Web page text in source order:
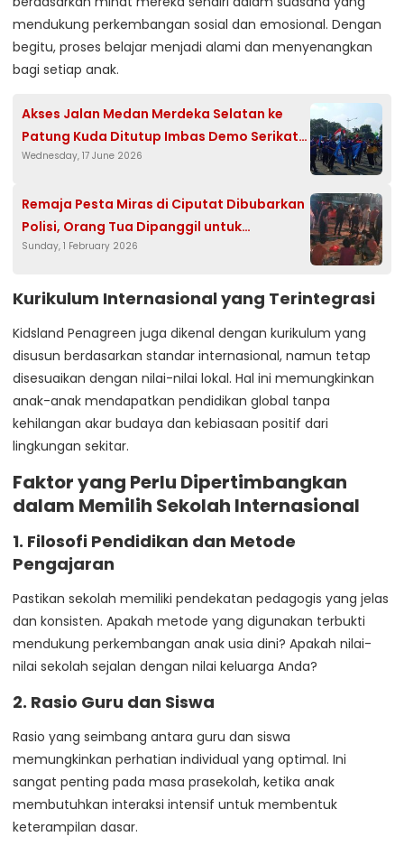
mendukung perkembangan sosial dan emosional. Dengan
begitu, proses belajar menjadi alami dan menyenangkan
bagi setiap anak.
Akses Jalan Medan Merdeka Selatan ke
Patung Kuda Ditutup Imbas Demo Serikat
Pekerja
Wednesday, 17 June 2026
Remaja Pesta Miras di Ciputat Dibubarkan
Polisi, Orang Tua Dipanggil untuk
Pembinaan.
Sunday, 1 February 2026
Kurikulum Internasional yang Terintegrasi
Kidsland Penagreen juga dikenal dengan kurikulum yang
disusun berdasarkan standar internasional, namun tetap
disesuaikan dengan nilai-nilai lokal. Hal ini memungkinkan
anak-anak mendapatkan pendidikan global tanpa
kehilangan akar budaya dan kebiasaan positif dari
lingkungan sekitar.
Faktor yang Perlu Dipertimbangkan
dalam Memilih Sekolah Internasional
1. Filosofi Pendidikan dan Metode
Pengajaran
Pastikan sekolah memiliki pendekatan pedagogis yang jelas
dan konsisten. Apakah metode yang digunakan terbukti
mendukung perkembangan anak usia dini? Apakah nilai-
nilai sekolah sejalan dengan nilai keluarga Anda?
2. Rasio Guru dan Siswa
Rasio yang seimbang antara guru dan siswa
memungkinkan perhatian individual yang optimal. Ini
sangat penting pada masa prasekolah, ketika anak
membutuhkan interaksi intensif untuk membentuk
keterampilan dasar.